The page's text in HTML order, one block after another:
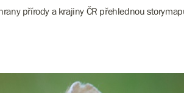
přírody a krajiny ČR přehlednou